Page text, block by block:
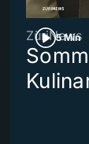
5 Min
ZüriNews